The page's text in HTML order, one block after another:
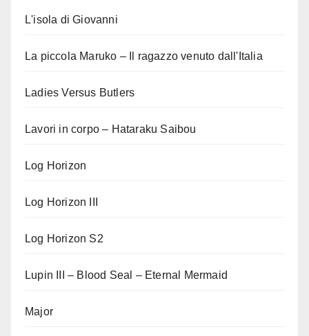
L'isola di Giovanni
La piccola Maruko – Il ragazzo venuto dall'Italia
Ladies Versus Butlers
Lavori in corpo – Hataraku Saibou
Log Horizon
Log Horizon III
Log Horizon S2
Lupin III – Blood Seal – Eternal Mermaid
Major